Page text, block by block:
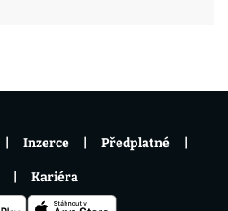
Inzerce Předplatné
Kariéra